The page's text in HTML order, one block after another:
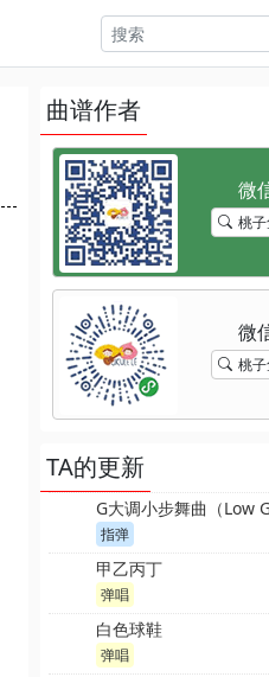
曲谱作者
桃
桃
TA的更新
G大调小步舞曲（Low G
指弹
甲乙丙丁
弹唱
白色球鞋
弹唱